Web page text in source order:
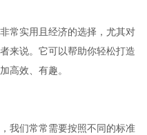
实用且经济的选择，尤其对
来说。它可以帮助你轻松打造
高效、有趣。
们常常需要按照不同的标准